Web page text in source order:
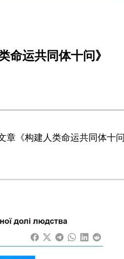
命运共同体十问》
章《构建人类命运共同体十问